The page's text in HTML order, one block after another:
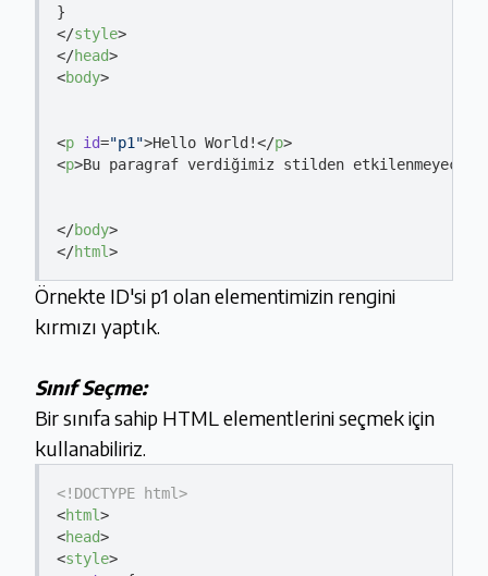
</style>
</head>
<body>
<p id="p1">Hello World!</p>
<p>Bu paragraf verdiğimiz stilden etkilenmeyecek.
</body>
</html>
Örnekte ID'si p1 olan elementimizin rengini
kırmızı yaptık.
Sınıf Seçme:
Bir sınıfa sahip HTML elementlerini seçmek için
kullanabiliriz.
<!DOCTYPE html>
<html>
<head>
<style>